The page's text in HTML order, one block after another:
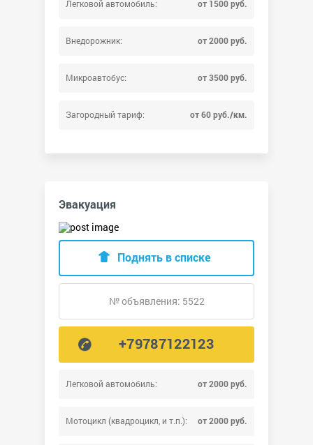
Легковой автомобиль: от 1500 руб.
Внедорожник: от 2000 руб.
Микроавтобус: от 3500 руб.
Загородный тариф: от 60 руб./км.
Эвакуация
Легковой автомобиль: от 2000 руб.
Мотоцикл (квадроцикл, и т.п.): от 2000 руб.
Поднять в списке
№ объявления: 5522
+79787122123